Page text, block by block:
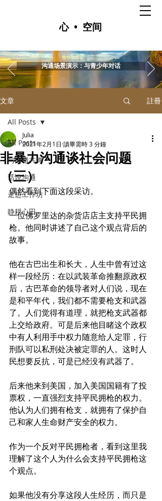
心 • 空间
沟通场景演示：与青少年对话
文章 註冊
All Posts
与情绪共舞
话说沟通
走进工作坊
静耕心田
All Posts
非暴力沟通谈社会问题
（三）
Julia
2021年2月1日 讀畢需時 3 分鐘
偶然看到下面这段采访。
一位佛罗里达的杂货店店主支持平民拥
枪。他同时讲述了自己这个观点背后的
故事。
他在古巴出生和长大，人生中曾有过这
样一段经历：在以武装革命推翻原政权
后，古巴革命的领导者对人们说，现在
是和平年代，我们都不需要枪支和武器
了。人们觉得有道理，就把枪支武器都
上交给政府。可是后来他目睹这个政权
中有人利用手中权力随意给人定罪，行
刑队可以私刑处决被定罪的人。这时人
民想要反抗，可是已经没有武器了。
后来他来到美国，加入美国国籍有了投
票权，一直强烈支持平民拥枪的权力。
他认为人们拥有枪支，就拥有了保护自
己和家人生命财产安全的权力。
作为一个反对平民拥枪者，看到这里我
理解了这个人为什么会支持平民拥枪这
个观点。
如果他没有分享这段人生经历，而只是